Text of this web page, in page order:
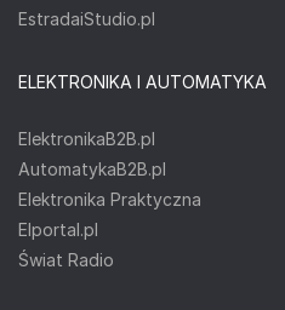
EstradaiStudio.pl
ELEKTRONIKA I AUTOMATYKA
ElektronikaB2B.pl
AutomatykaB2B.pl
Elektronika Praktyczna
Elportal.pl
Świat Radio